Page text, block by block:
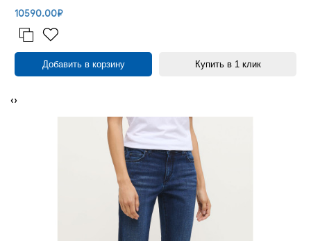
10590.00₽
Добавить в корзину Купить в 1 клик
‹›